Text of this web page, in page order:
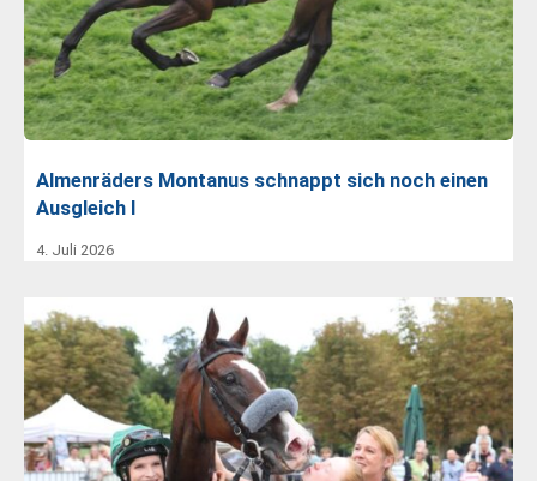
Almenräders Montanus schnappt sich noch einen
Ausgleich I
4. Juli 2026